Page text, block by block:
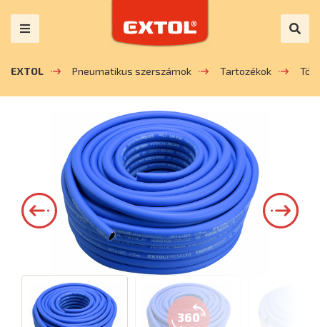
EXTOL Pneumatikus szerszámok Tartozékok
360°